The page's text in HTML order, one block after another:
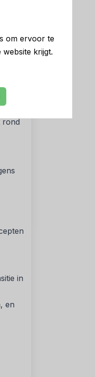
om ervoor te
krijgt.
de
rond
in
en